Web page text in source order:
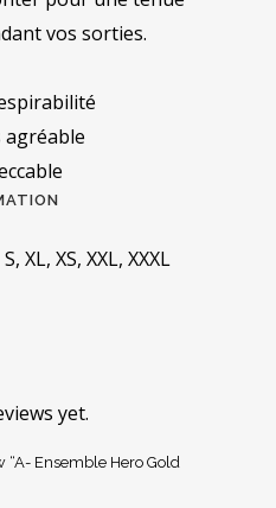
vos sorties.
agréable
XL, XS, XXL, XXXL
yet.
“A- Ensemble Hero Gold